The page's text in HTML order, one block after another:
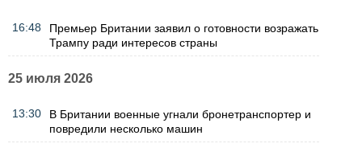
16:48
Премьер Британии заявил о готовности возражать
Трампу ради интересов страны
25 июля 2026
13:30
В Британии военные угнали бронетранспортер и
повредили несколько машин